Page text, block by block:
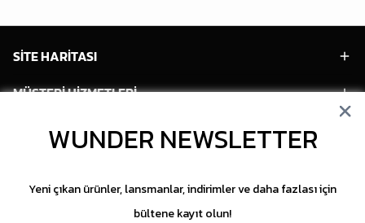
SİTE HARİTASI
MÜŞTERİ HİZMETLERİ
HESABIMWUNDER NEWSLETTER
Yeni çıkan ürünler, lansmanlar, indirimler ve daha fazlası için
bültene kayıt olun!